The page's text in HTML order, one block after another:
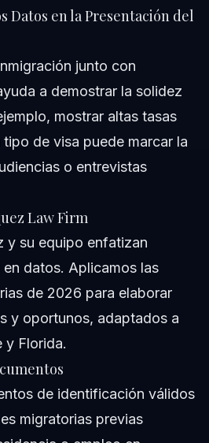
Datos en la Presentación del
junto con
a demostrar la solidez
mostrar altas tasas
de visa puede marcar la
o entrevistas
Law Firm
y su equipo enfatizan
datos. Aplicamos las
de 2026 para elaborar
y oportunos, adaptados a
y Florida.
de identificación válidos
migratorias previas